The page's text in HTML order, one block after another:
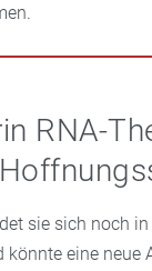
RNA-
sie sich noch
könnte eine neue